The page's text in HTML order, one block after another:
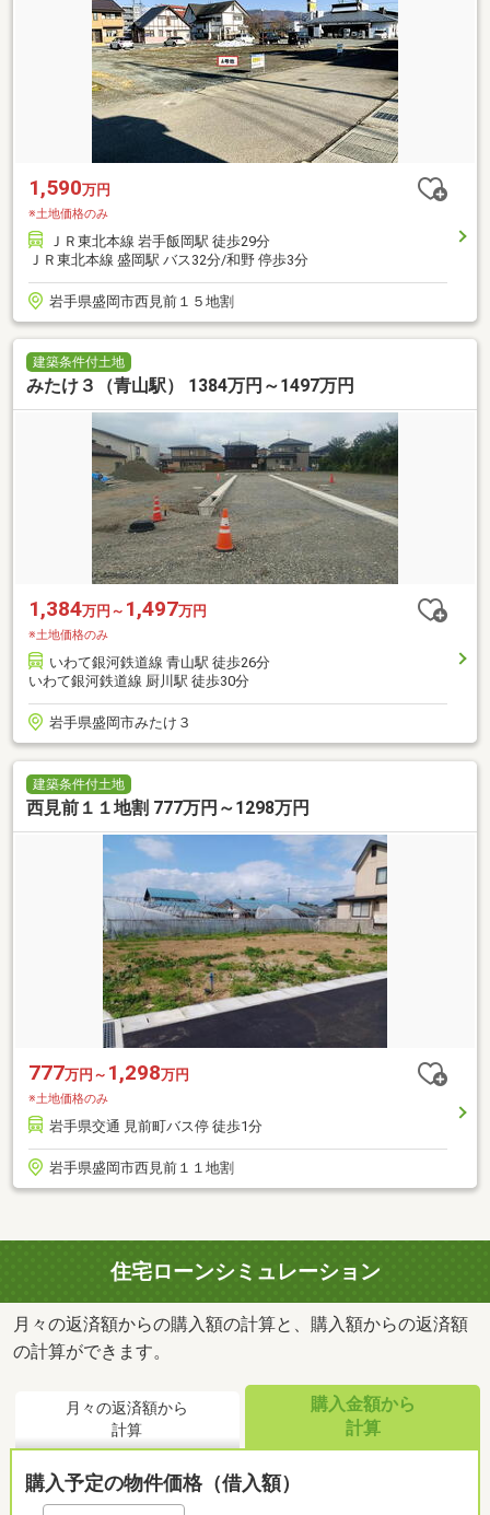
1,590万円
※土地価格のみ
ＪＲ東北本線 岩手飯岡駅 徒歩29分
ＪＲ東北本線 盛岡駅 バス32分/和野 停歩3分
岩手県盛岡市西見前１５地割
建築条件付土地
みたけ３（青山駅） 1384万円～1497万円
1,384万円～ 1,497万円
※土地価格のみ
いわて銀河鉄道線 青山駅 徒歩26分
いわて銀河鉄道線 厨川駅 徒歩30分
岩手県盛岡市みたけ３
建築条件付土地
西見前１１地割 777万円～1298万円
777万円～ 1,298万円
※土地価格のみ
岩手県交通 見前町バス停 徒歩1分
岩手県盛岡市西見前１１地割
住宅ローンシミュレーション
月々の返済額からの購入額の計算と、購入額からの返済額
の計算ができます。
月々の返済額から
計算
購入金額から
計算
購入予定の物件価格（借入額）